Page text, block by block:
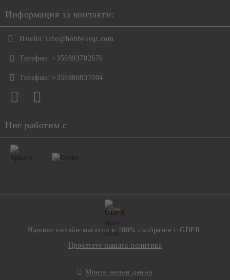
Информация за контакти:
Имейл: info@hobbysvqt.com
Телефон: +359893782676
Телефон: +359888837004
Ние работим с
GDPR
Нашият онлайн магазин е 100% съобразен с GDPR.
Прочетете нашата политика
Моите лични данни